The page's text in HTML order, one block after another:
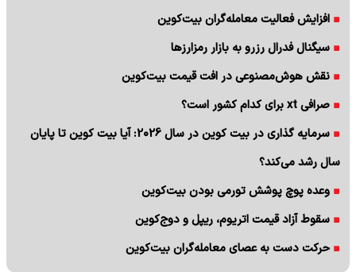
افزایش فعالیت معامله‌گران بیت‌کوین
سیگنال فدرال رزرو به بازار رمزارزها
نقش هوش‌مصنوعی در افت قیمت بیت‌کوین
صرافی xt برای کدام کشور است؟
سرمایه گذاری در بیت کوین در سال 2026: آیا بیت کوین تا پایان
سال رشد می‌کند؟
وعده پوچ پوشش تورمی بودن بیت‌کوین
سقوط آزاد قیمت اتریوم، ریپل و دوج‌کوین
حرکت دست به عصای معامله‌گران بیت‌کوین